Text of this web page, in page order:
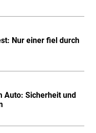
Nur einer fiel durch
Auto: Sicherheit und